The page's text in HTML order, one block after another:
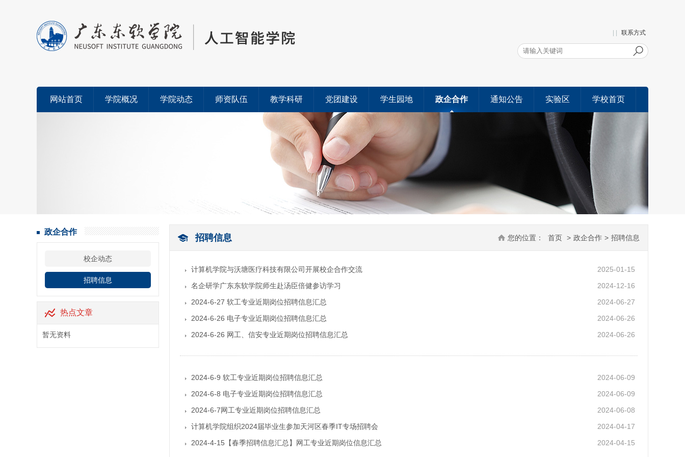
联系方式
网站首页 学院概况 学院动态 师资队伍 教学科研 党团建设 学生园地 政企合作 通知公告 实验区 学校首页
政企合作
校企动态
招聘信息
热点文章
暂无资料
您的位置： 首页 > 政企合作 > 招聘信息
招聘信息
2025-01-15
计算机学院与沃塘医疗科技有限公司开展校企合作交流
2024-12-16
名企研学广东东软学院师生赴汤臣倍健参访学习
2024-06-27
2024-6-27 软工专业近期岗位招聘信息汇总
2024-06-26
2024-6-26 电子专业近期岗位招聘信息汇总
2024-06-26
2024-6-26 网工、信安专业近期岗位招聘信息汇总
2024-06-09
2024-6-9 软工专业近期岗位招聘信息汇总
2024-06-09
2024-6-8 电子专业近期岗位招聘信息汇总
2024-06-08
2024-6-7网工专业近期岗位招聘信息汇总
2024-04-17
计算机学院组织2024届毕业生参加天河区春季IT专场招聘会
2024-04-15
2024-4-15【春季招聘信息汇总】网工专业近期岗位信息汇总